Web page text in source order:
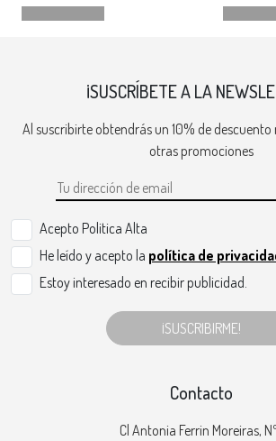
¡SUSCRÍBETE A LA
Al suscribirte obtendrás un 10% de
otras promociones
Acepto Politica Alta
He leído y acepto la política de
Estoy interesado en recibir publicidad.
¡SUSCRIBIRME!
Contacto
Cl Antonia Ferrin Moreiras,